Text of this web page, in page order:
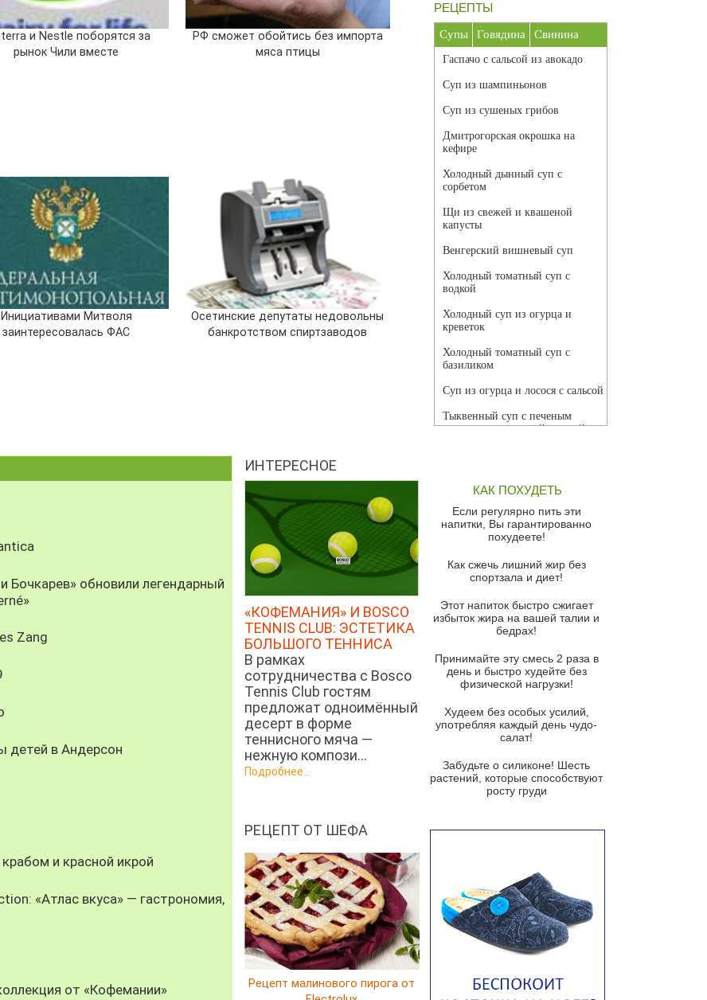
и Nestle поборятся за
рынок Чили вместе
РФ сможет обойтись без импорта
мяса птицы
Инициативами Митволя
заинтересовалась ФАС
Осетинские депутаты недовольны
банкротством спиртзаводов
Бочкарев» обновили легендарный
Zang
детей в Андерсон
и красной икрой
«Атлас вкуса» — гастрономия,
от «Кофемании»
ИНТЕРЕСНОЕ
«КОФЕМАНИЯ» И BOSCO
TENNIS CLUB: ЭСТЕТИКА
БОЛЬШОГО ТЕННИСА
В рамках
сотрудничества с Bosco
Tennis Club гостям
предложат одноимённый
десерт в форме
теннисного мяча —
нежную компози...
Подробнее...
РЕЦЕПТ ОТ ШЕФА
Рецепт малинового пирога от
РЕЦЕПТЫ
Супы Говядина Свинина
Гаспачо с сальсой из авокадо
Суп из шампиньонов
Суп из сушеных грибов
Дмитрогорская окрошка на
кефире
Холодный дынный суп с
сорбетом
Щи из свежей и квашеной
капусты
Венгерский вишневый суп
Холодный томатный суп с
водкой
Холодный суп из огурца и
креветок
Холодный томатный суп с
базиликом
Суп из огурца и лосося с сальсой
Тыквенный суп с печеным
чесноком и томатной сальсой
красного перца
Парижский луковый суп
Суп из спаржи и горошка с
Суп-крем из цветной капусты
Французский луковый суп
Суп из баклажанов с моцареллой
Грибной крем-суп с кростини с
козьим сыром
Суп мисо с зеленым луком и
тофу
из рукколы
Португальский чесночный суп с
Ирландский картофельный суп
Суп из пастернака
Пряный морковный суп во время
зимних холодов
Американский суп из красной
КАК ПОХУДЕТЬ
Если регулярно пить эти
напитки, Вы гарантированно
похудеете!
Как сжечь лишний жир без
спортзала и диет!
Этот напиток быстро сжигает
избыток жира на вашей талии и
бедрах!
Принимайте эту смесь 2 раза в
день и быстро худейте без
физической нагрузки!
Худеем без особых усилий,
употребляя каждый день чудо-
салат!
Забудьте о силиконе! Шесть
растений, которые способствуют
росту груди